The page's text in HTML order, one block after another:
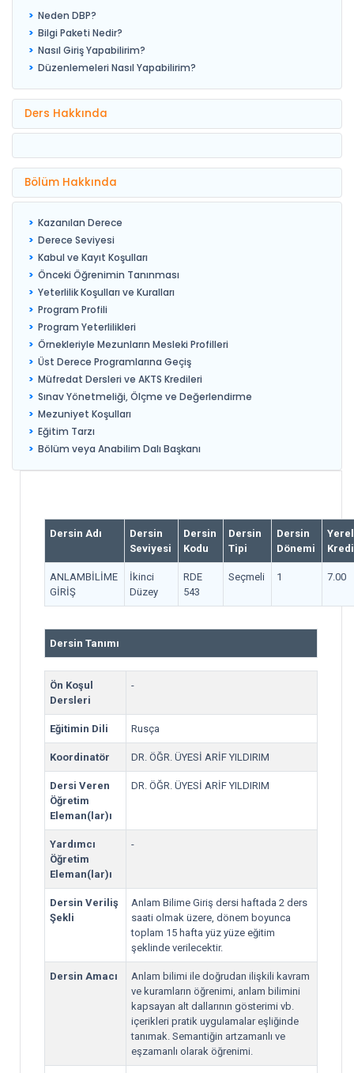
Neden DBP?
Bilgi Paketi Nedir?
Nasıl Giriş Yapabilirim?
Düzenlemeleri Nasıl Yapabilirim?
Ders Hakkında
Bölüm Hakkında
Kazanılan Derece
Derece Seviyesi
Kabul ve Kayıt Koşulları
Önceki Öğrenimin Tanınması
Yeterlilik Koşulları ve Kuralları
Program Profili
Program Yeterlilikleri
Örnekleriyle Mezunların Mesleki Profilleri
Üst Derece Programlarına Geçiş
Müfredat Dersleri ve AKTS Kredileri
Sınav Yönetmeliği, Ölçme ve Değerlendirme
Mezuniyet Koşulları
Eğitim Tarzı
Bölüm veya Anabilim Dalı Başkanı
Dersin Adı
Dersin
Seviyesi
Dersin
Kodu
Dersin
Tipi
Dersin
Dönemi
Yerel
Kredi
ANLAMBİLİME
GİRİŞ
İkinci
Düzey
RDE
543
Seçmeli 1 7.00
Dersin Tanımı
Ön Koşul
Dersleri
-
Eğitimin Dili Rusça
Koordinatör DR. ÖĞR. ÜYESİ ARİF YILDIRIM
Dersi Veren
Öğretim
Eleman(lar)ı
DR. ÖĞR. ÜYESİ ARİF YILDIRIM
Yardımcı
Öğretim
Eleman(lar)ı
-
Dersin Veriliş
Şekli
Anlam Bilime Giriş dersi haftada 2 ders
saati olmak üzere, dönem boyunca
toplam 15 hafta yüz yüze eğitim
şeklinde verilecektir.
Dersin Amacı
Anlam bilimi ile doğrudan ilişkili kavram
ve kuramların öğrenimi, anlam bilimini
kapsayan alt dallarının gösterimi vb.
içerikleri pratik uygulamalar eşliğinde
tanımak. Semantiğin artzamanlı ve
eşzamanlı olarak öğrenimi.